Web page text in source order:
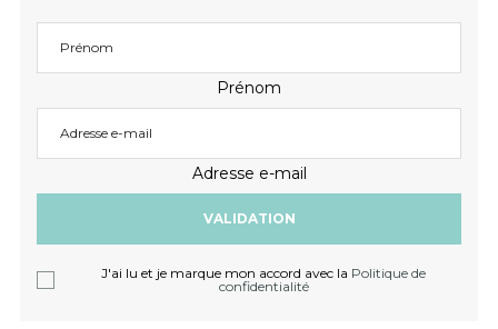
Prénom
Adresse e-mail
J'ai lu et je marque mon accord avec la Politique de
confidentialité